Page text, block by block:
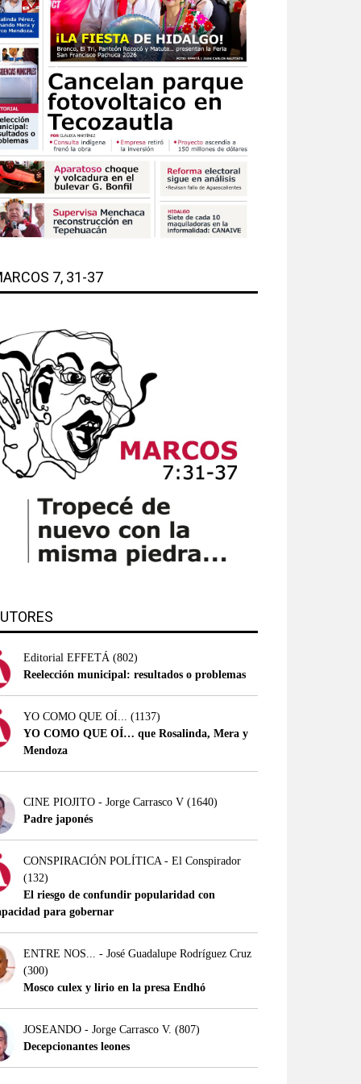
7, 31-37
Editorial EFFETÁ (802)
Reelección municipal: resultados o problemas
YO COMO QUE OÍ... (1137)
YO COMO QUE OÍ… que Rosalinda, Mera y
Mendoza
CINE PIOJITO - Jorge Carrasco V (1640)
Padre japonés
CONSPIRACIÓN POLÍTICA - El Conspirador
(132)
El riesgo de confundir popularidad con
para gobernar
ENTRE NOS... - José Guadalupe Rodríguez Cruz
(300)
Mosco culex y lirio en la presa Endhó
JOSEANDO - Jorge Carrasco V. (807)
Decepcionantes leones